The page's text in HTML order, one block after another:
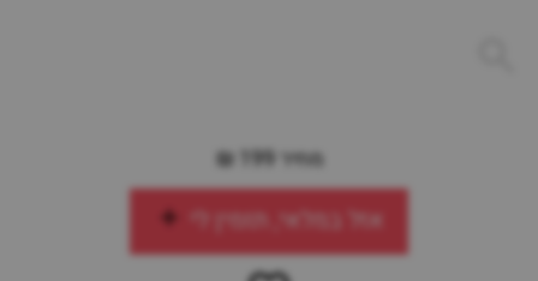
מחיר 199 ₪
אזל במלאי, תזמין לי